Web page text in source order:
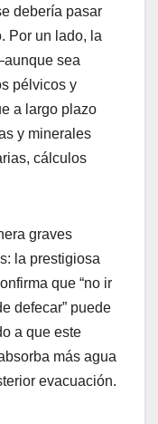
debería pasar
Por un lado, la
sea
pélvicos y
a largo plazo
y minerales
cálculos
graves
la prestigiosa
que “no ir
defecar” puede
a que este
más agua
evacuación.